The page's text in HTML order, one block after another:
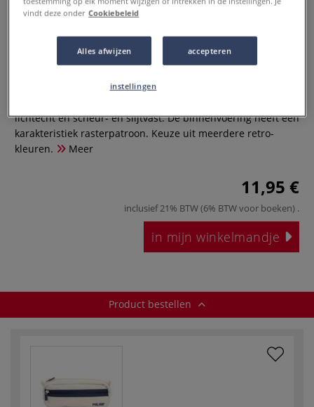
MILAN® | Etui 430 ○ tweevaks —
polyester
0 Beoordeling
Dit tweevaks etui met twee ritssluitingen is perfect voor je
lichtecht en scheur- en slijtvast. De binnenvoering heeft een
karakteristiek rasterpatroon. Keuze uit meerdere retro-
kleuren.
Meer
11,95 €
inclusief 21% BTW (6% BTW voor boeken) .
in mijn winkelmandje
Product bestellen
vindt deze onder Cookiebeleid
Alles afwijzen accepteren
instellingen